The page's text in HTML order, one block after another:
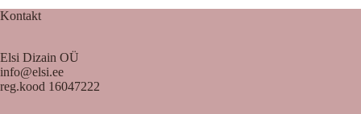
Kontakt
Elsi Dizain OÜ
info@elsi.ee
reg.kood 16047222